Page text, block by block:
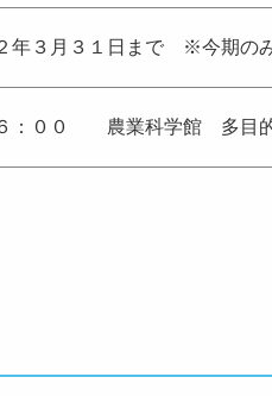
年３月３１日まで ※今期の
：００ 農業科学館 多目